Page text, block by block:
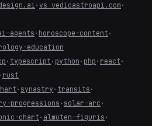
· vs vedicastroapi.com ·
agents · horoscope-content ·
education
· typescript · python · php · react ·
· rust
· synastry · transits ·
progressions · solar-arc ·
chart· almuten-figuris ·